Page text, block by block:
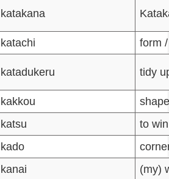
katakana
katachi
form
katadukeru tidy
kakkou
katsu
to win
kado
kanai
(my)